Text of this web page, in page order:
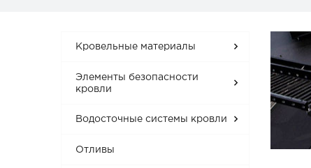
Кровельные материалы
Элементы безопасности
кровли
Водосточные системы кровли
Отливы